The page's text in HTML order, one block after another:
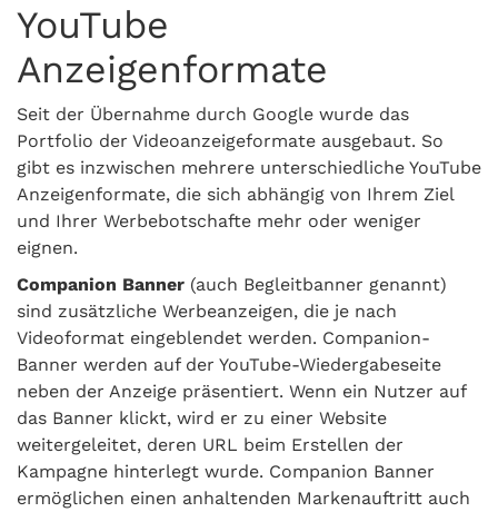
YouTube
Anzeigenformate
Seit der Übernahme durch Google wurde das
Portfolio der Videoanzeigeformate ausgebaut. So
gibt es inzwischen mehrere unterschiedliche YouTube
Anzeigenformate, die sich abhängig von Ihrem Ziel
und Ihrer Werbebotschafte mehr oder weniger
eignen.
Companion Banner (auch Begleitbanner genannt)
sind zusätzliche Werbeanzeigen, die je nach
Videoformat eingeblendet werden. Companion-
Banner werden auf der YouTube-Wiedergabeseite
neben der Anzeige präsentiert. Wenn ein Nutzer auf
das Banner klickt, wird er zu einer Website
weitergeleitet, deren URL beim Erstellen der
Kampagne hinterlegt wurde. Companion Banner
ermöglichen einen anhaltenden Markenauftritt auch